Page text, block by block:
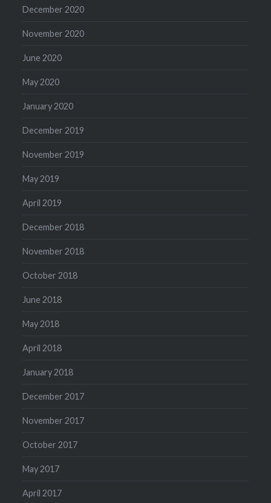
December 2020
November 2020
June 2020
May 2020
January 2020
December 2019
November 2019
May 2019
April 2019
December 2018
November 2018
October 2018
June 2018
May 2018
April 2018
January 2018
December 2017
November 2017
October 2017
May 2017
April 2017